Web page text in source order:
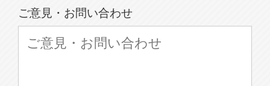
ご意見・お問い合わせ